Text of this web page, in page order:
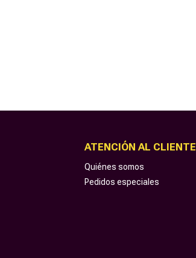
ATENCIÓN AL CLIENTE
Quiénes somos
Pedidos especiales